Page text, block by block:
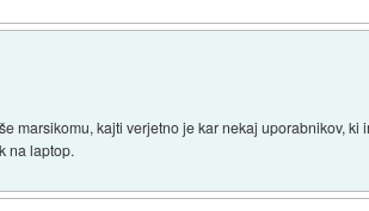
marsikomu, kajti verjetno je kar nekaj uporabnikov, ki
na laptop.